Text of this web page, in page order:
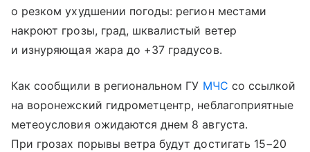
о резком ухудшении погоды: регион местами
накроют грозы, град, шквалистый ветер
и изнуряющая жара до +37 градусов.
Как сообщили в региональном ГУ МЧС со ссылкой
на воронежский гидрометцентр, неблагоприятные
метеоусловия ожидаются днем 8 августа.
При грозах порывы ветра будут достигать 15−20